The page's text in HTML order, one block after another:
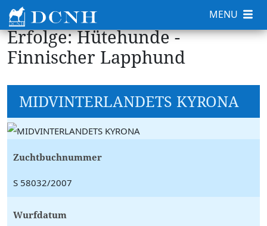
Erfolge: Hütehunde -
Finnischer Lapphund
MIDVINTERLANDETS KYRONA
Zuchtbuchnummer
S 58032/2007
Wurfdatum
MENU